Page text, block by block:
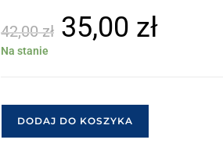
42,00zł 35,00 zł
Na stanie
DODAJ DO KOSZYKA